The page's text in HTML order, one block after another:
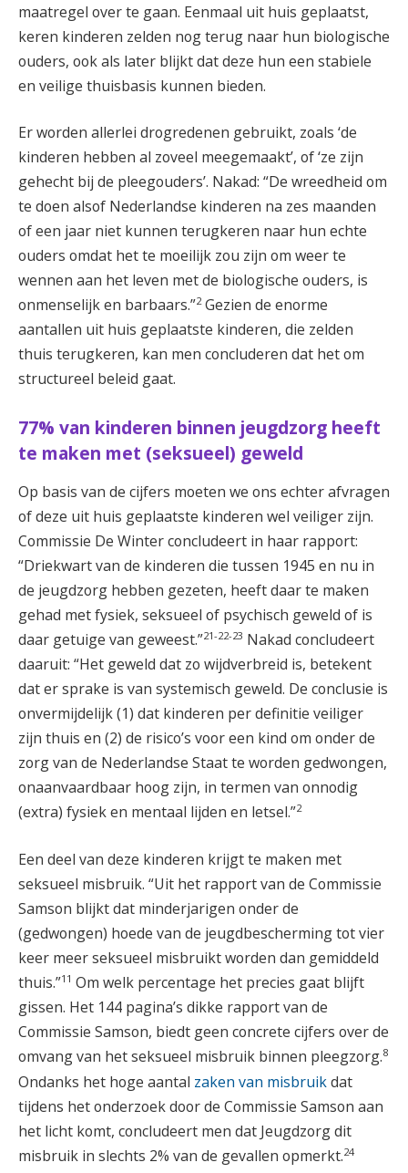
maatregel over te gaan. Eenmaal uit huis geplaatst,
keren kinderen zelden nog terug naar hun biologische
ouders, ook als later blijkt dat deze hun een stabiele
en veilige thuisbasis kunnen bieden.
Er worden allerlei drogredenen gebruikt, zoals ‘de
kinderen hebben al zoveel meegemaakt’, of ‘ze zijn
gehecht bij de pleegouders’. Nakad: “De wreedheid om
te doen alsof Nederlandse kinderen na zes maanden
of een jaar niet kunnen terugkeren naar hun echte
ouders omdat het te moeilijk zou zijn om weer te
wennen aan het leven met de biologische ouders, is
onmenselijk en barbaars.”2 Gezien de enorme
aantallen uit huis geplaatste kinderen, die zelden
thuis terugkeren, kan men concluderen dat het om
structureel beleid gaat.
77% van kinderen binnen jeugdzorg heeft
te maken met (seksueel) geweld
Op basis van de cijfers moeten we ons echter afvragen
of deze uit huis geplaatste kinderen wel veiliger zijn.
Commissie De Winter concludeert in haar rapport:
“Driekwart van de kinderen die tussen 1945 en nu in
de jeugdzorg hebben gezeten, heeft daar te maken
gehad met fysiek, seksueel of psychisch geweld of is
daar getuige van geweest.”21-22-23 Nakad concludeert
daaruit: “Het geweld dat zo wijdverbreid is, betekent
dat er sprake is van systemisch geweld. De conclusie is
onvermijdelijk (1) dat kinderen per definitie veiliger
zijn thuis en (2) de risico’s voor een kind om onder de
zorg van de Nederlandse Staat te worden gedwongen,
onaanvaardbaar hoog zijn, in termen van onnodig
(extra) fysiek en mentaal lijden en letsel.”2
Een deel van deze kinderen krijgt te maken met
seksueel misbruik. “Uit het rapport van de Commissie
Samson blijkt dat minderjarigen onder de
(gedwongen) hoede van de jeugdbescherming tot vier
keer meer seksueel misbruikt worden dan gemiddeld
thuis.”11 Om welk percentage het precies gaat blijft
gissen. Het 144 pagina’s dikke rapport van de
Commissie Samson, biedt geen concrete cijfers over de
omvang van het seksueel misbruik binnen pleegzorg.8
Ondanks het hoge aantal zaken van misbruikdat
tijdens het onderzoek door de Commissie Samson aan
het licht komt, concludeert men dat Jeugdzorg dit
misbruik in slechts 2% van de gevallen opmerkt.24